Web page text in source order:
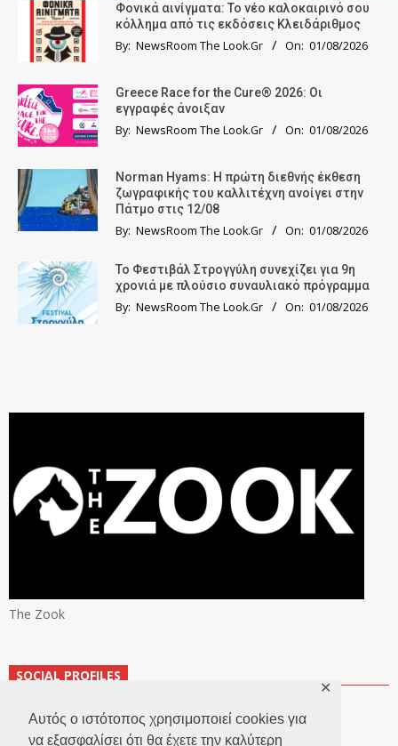
Αυτός ο ιστότοπος χρησιμοποιεί cookies για
να εξασφαλίσει ότι θα έχετε την καλύτερη
✕
Φονικά αινίγματα: Το νέο καλοκαιρινό σου
κόλλημα από τις εκδόσεις Κλειδάριθμος
By: NewsRoom The Look.Gr On: 01/08/2026
Greece Race for the Cure® 2026: Οι
εγγραφές άνοιξαν
By: NewsRoom The Look.Gr On: 01/08/2026
Norman Hyams: Η πρώτη διεθνής έκθεση
ζωγραφικής του καλλιτέχνη ανοίγει στην
Πάτμο στις 12/08
By: NewsRoom The Look.Gr On: 01/08/2026
Το Φεστιβάλ Στρογγύλη συνεχίζει για 9η
χρονιά με πλούσιο συναυλιακό πρόγραμμα
By: NewsRoom The Look.Gr On: 01/08/2026
The Zook
SOCIAL PROFILES